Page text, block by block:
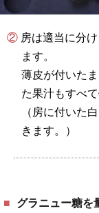
② 房は適当に分け、種があれば切り込みを入れて取り除き
ます。
薄皮が付いた
た果汁もすべて
（房に付いた
きます。）
グラニュー糖を